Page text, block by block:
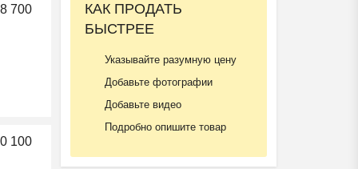
700
100
КАК ПРОДАТЬ
БЫСТРЕЕ
Указывайте разумную цену
Добавьте фотографии
Добавьте видео
Подробно опишите товар